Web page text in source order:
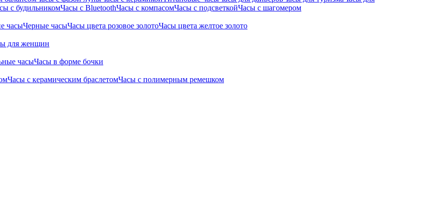
с будильникомЧасы с BluetoothЧасы с компасомЧасы с подсветкойЧасы с шагомером
часыЧерные часыЧасы цвета розовое золотоЧасы цвета желтое золото
для женщин
часыЧасы в форме бочки
Часы с керамическим браслетомЧасы с полимерным ремешком